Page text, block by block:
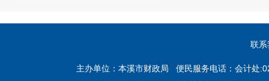
联系
主办单位：本溪市财政局 便民服务电话：会计处